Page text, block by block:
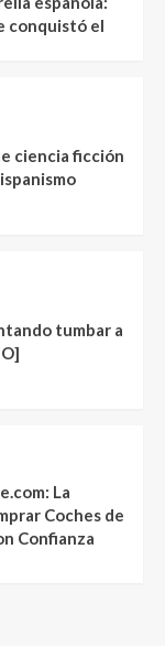
conquistó el
ciencia ficción
tumbar a
La
Coches de
Confianza